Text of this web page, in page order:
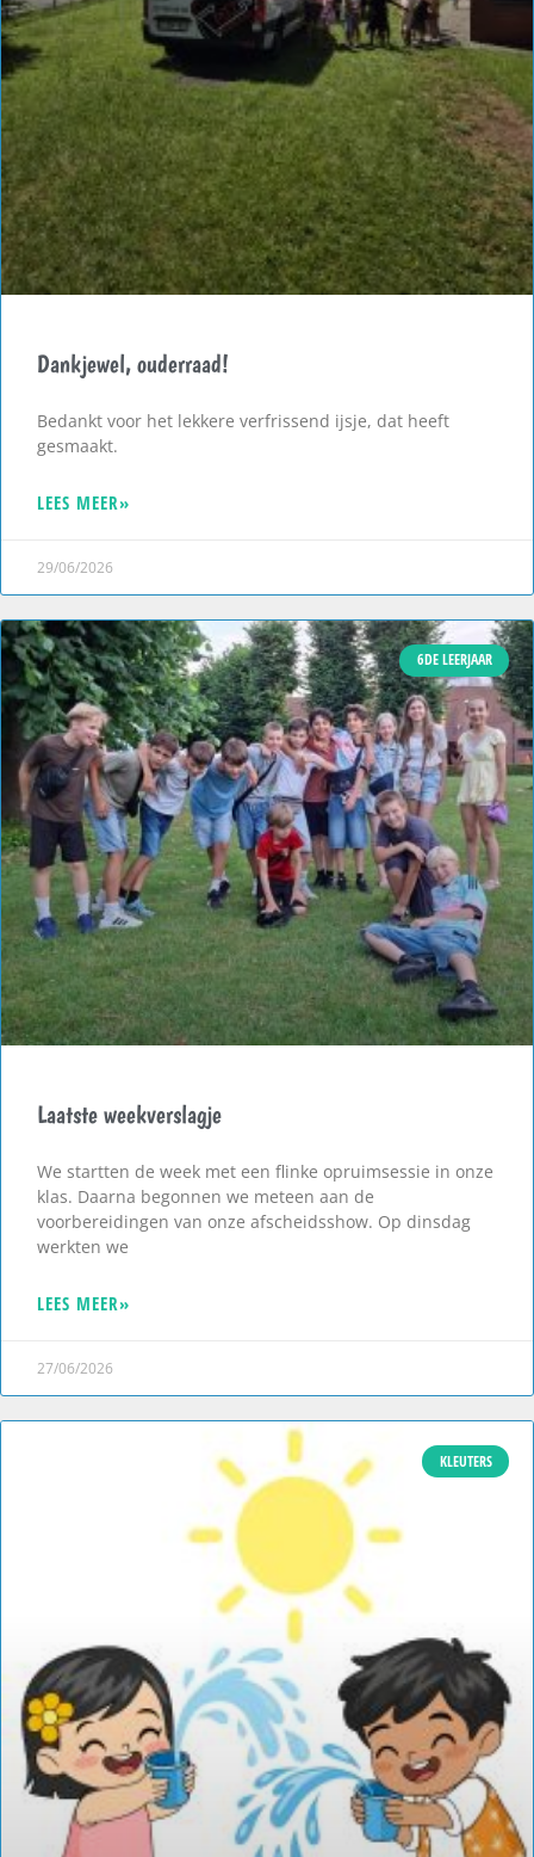
Dankjewel, ouderraad!
Bedankt voor het lekkere verfrissend ijsje, dat heeft
gesmaakt.
LEES MEER»
29/06/2026
6DE LEERJAAR
Laatste weekverslagje
We startten de week met een flinke opruimsessie in onze
klas. Daarna begonnen we meteen aan de
voorbereidingen van onze afscheidsshow. Op dinsdag
werkten we
LEES MEER»
27/06/2026
KLEUTERS